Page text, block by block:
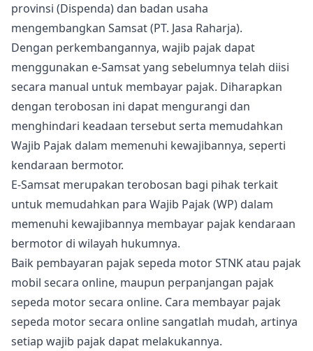
provinsi (Dispenda) dan badan usaha
mengembangkan Samsat (PT. Jasa Raharja).
Dengan perkembangannya, wajib pajak dapat
menggunakan e-Samsat yang sebelumnya telah diisi
secara manual untuk membayar pajak. Diharapkan
dengan terobosan ini dapat mengurangi dan
menghindari keadaan tersebut serta memudahkan
Wajib Pajak dalam memenuhi kewajibannya, seperti
kendaraan bermotor.
E-Samsat merupakan terobosan bagi pihak terkait
untuk memudahkan para Wajib Pajak (WP) dalam
memenuhi kewajibannya membayar pajak kendaraan
bermotor di wilayah hukumnya.
Baik pembayaran pajak sepeda motor STNK atau pajak
mobil secara online, maupun perpanjangan pajak
sepeda motor secara online. Cara membayar pajak
sepeda motor secara online sangatlah mudah, artinya
setiap wajib pajak dapat melakukannya.